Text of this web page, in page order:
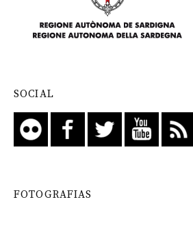
SOCIAL
FOTOGRAFIAS